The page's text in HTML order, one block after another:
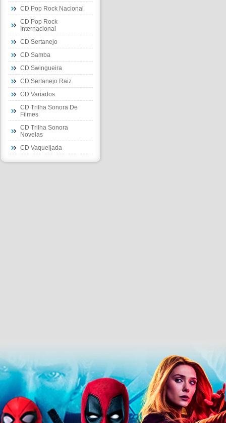
CD Pop Rock Nacional
CD Pop Rock
Internacional
CD Sertanejo
CD Samba
CD Swingueira
CD Sertanejo Raiz
CD Variados
CD Trilha Sonora De
Filmes
CD Trilha Sonora
Novelas
CD Vaqueijada